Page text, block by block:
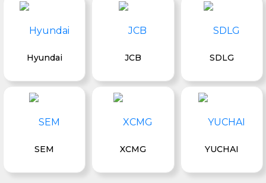
Hyundai JCB SDLG
SEM XCMG YUCHAI